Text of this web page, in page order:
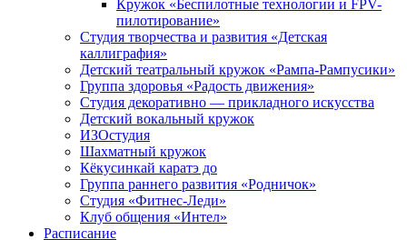
Кружок «Беспилотные технологии и FPV-
пилотирование»
Студия творчества и развития «Детская
каллиграфия»
Детский театральный кружок «Рампа-Рампусики»
Группа здоровья «Радость движения»
Студия декоративно — прикладного искусства
Детский вокальный кружок
ИЗОстудия
Шахматный кружок
Кёкусинкай каратэ до
Группа раннего развития «Родничок»
Cтудия «Фитнес-Леди»
Клуб общения «Интел»
Расписание